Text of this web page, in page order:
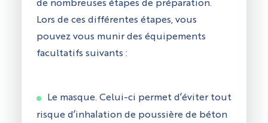
de nombreuses étapes de préparation.
Lors de ces différentes étapes, vous
pouvez vous munir des équipements
facultatifs suivants :
Le masque. Celui-ci permet d’éviter tout
risque d’inhalation de poussière de béton